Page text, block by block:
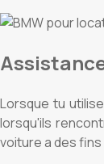
Lorsque tu
lorsqu'ils
voiture a des